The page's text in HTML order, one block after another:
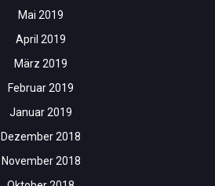
Mai 2019
April 2019
März 2019
Februar 2019
Januar 2019
Dezember 2018
November 2018